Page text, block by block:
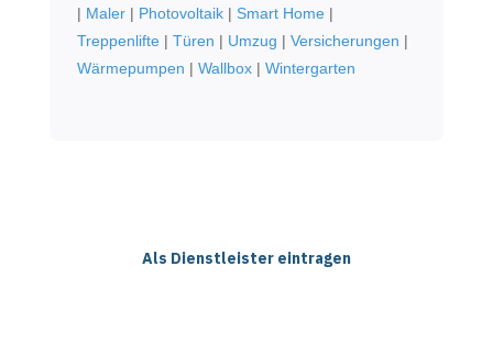
| Maler| Photovoltaik| Smart Home|
Treppenlifte| Türen | Umzug | Versicherungen |
Wärmepumpen | Wallbox| Wintergarten
Als Dienstleister eintragen